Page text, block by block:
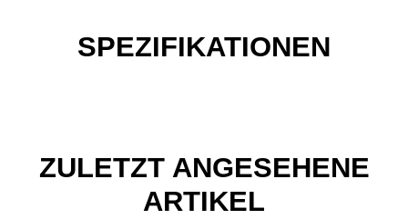
SPEZIFIKATIONEN
ZULETZT ANGESEHENE
ARTIKEL